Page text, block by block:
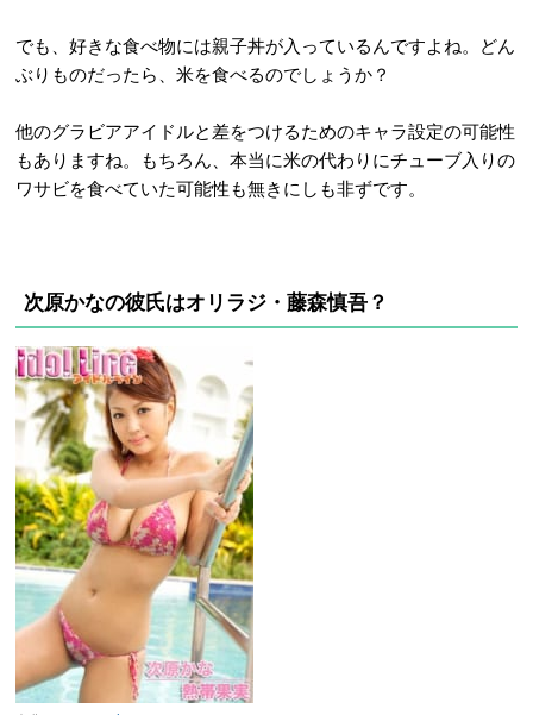
でも、好きな食べ物には親子丼が入っているんですよね。どん
ぶりものだったら、米を食べるのでしょうか？
他のグラビアアイドルと差をつけるためのキャラ設定の可能性
もありますね。もちろん、本当に米の代わりにチューブ入りの
ワサビを食べていた可能性も無きにしも非ずです。
次原かなの彼氏はオリラジ・藤森慎吾？